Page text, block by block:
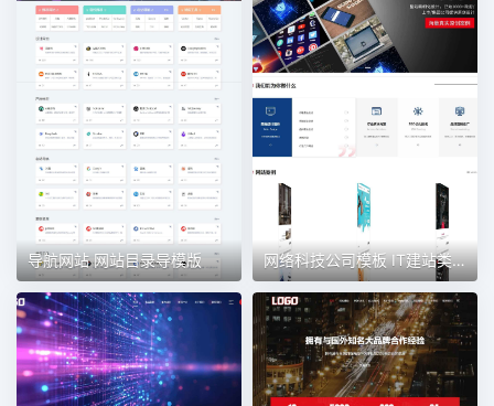
导航网站 网站目录导模版 网络科技公司模板 IT建站类网站